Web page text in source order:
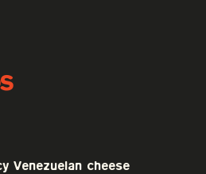
Venezuelan cheese